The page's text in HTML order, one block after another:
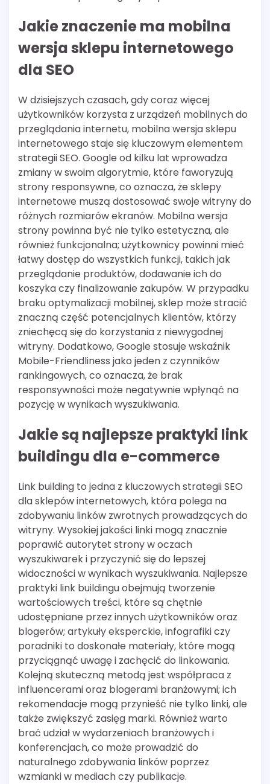
Jakie znaczenie ma mobilna
wersja sklepu internetowego
dla SEO
W dzisiejszych czasach, gdy coraz więcej
użytkowników korzysta z urządzeń mobilnych do
przeglądania internetu, mobilna wersja sklepu
internetowego staje się kluczowym elementem
strategii SEO. Google od kilku lat wprowadza
zmiany w swoim algorytmie, które faworyzują
strony responsywne, co oznacza, że sklepy
internetowe muszą dostosować swoje witryny do
różnych rozmiarów ekranów. Mobilna wersja
strony powinna być nie tylko estetyczna, ale
również funkcjonalna; użytkownicy powinni mieć
łatwy dostęp do wszystkich funkcji, takich jak
przeglądanie produktów, dodawanie ich do
koszyka czy finalizowanie zakupów. W przypadku
braku optymalizacji mobilnej, sklep może stracić
znaczną część potencjalnych klientów, którzy
zniechęcą się do korzystania z niewygodnej
witryny. Dodatkowo, Google stosuje wskaźnik
Mobile-Friendliness jako jeden z czynników
rankingowych, co oznacza, że brak
responsywności może negatywnie wpłynąć na
pozycję w wynikach wyszukiwania.
Jakie są najlepsze praktyki link
buildingu dla e-commerce
Link building to jedna z kluczowych strategii SEO
dla sklepów internetowych, która polega na
zdobywaniu linków zwrotnych prowadzących do
witryny. Wysokiej jakości linki mogą znacznie
poprawić autorytet strony w oczach
wyszukiwarek i przyczynić się do lepszej
widoczności w wynikach wyszukiwania. Najlepsze
praktyki link buildingu obejmują tworzenie
wartościowych treści, które są chętnie
udostępniane przez innych użytkowników oraz
blogerów; artykuły eksperckie, infografiki czy
poradniki to doskonałe materiały, które mogą
przyciągnąć uwagę i zachęcić do linkowania.
Kolejną skuteczną metodą jest współpraca z
influencerami oraz blogerami branżowymi; ich
rekomendacje mogą przynieść nie tylko linki, ale
także zwiększyć zasięg marki. Również warto
brać udział w wydarzeniach branżowych i
konferencjach, co może prowadzić do
naturalnego zdobywania linków poprzez
wzmianki w mediach czy publikacje.